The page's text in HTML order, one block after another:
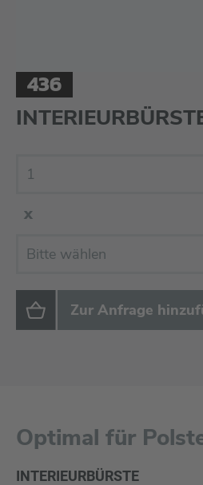
436
Optimal für
INTERIEURBÜRSTE